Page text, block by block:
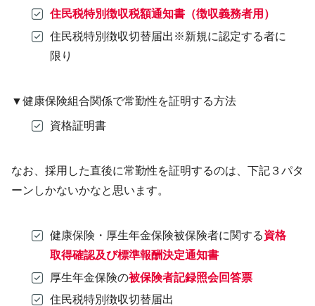
住民税特別徴収税額通知書（徴収義務者用）
住民税特別徴収切替届出※新規に認定する者に
限り
▼健康保険組合関係で常勤性を証明する方法
資格証明書
なお、採用した直後に常勤性を証明するのは、下記３パタ
ーンしかないかなと思います。
健康保険・厚生年金保険被保険者に関する資格
取得確認及び標準報酬決定通知書
厚生年金保険の被保険者記録照会回答票
住民税特別徴収切替届出